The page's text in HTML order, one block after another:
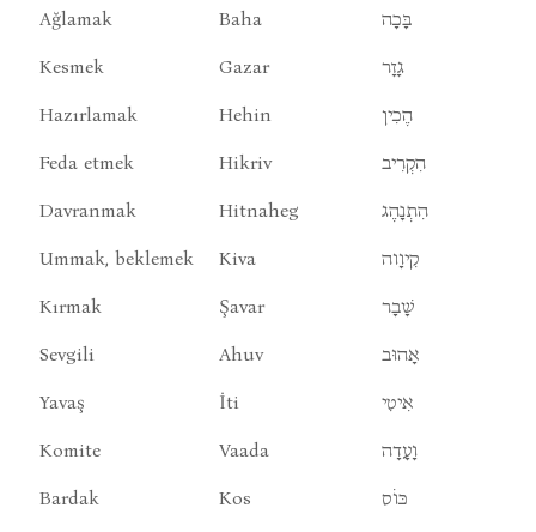
Ağlamak Baha בָּכָה
Kesmek Gazar גָזָר
Hazırlamak Hehin הֶכִין
Feda etmek Hikriv הִקְרִיב
Davranmak Hitnaheg הִתְנָהֶג
Ummak, beklemek Kiva קִיוָוה
Kırmak Şavar שָׁבָר
Sevgili Ahuv אָהוּב
Yavaş İti אִיטִי
Komite Vaada וָעָדָה
Bardak Kos כּוֹס